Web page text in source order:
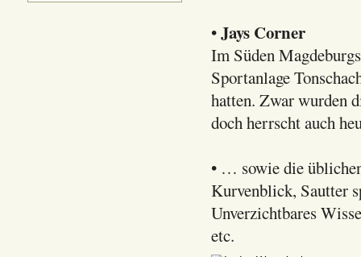
•Jays Corner
Im Süden
Sportanlage
hatten. Zwar wurden
doch herrscht auch
• … sowie die
Kurvenblick, Sautter
Unverzichtbares
etc.